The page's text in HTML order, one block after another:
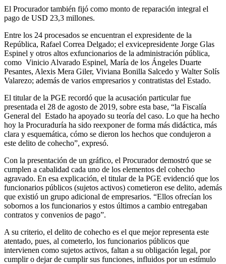
El Procurador también fijó como monto de reparación integral el
pago de USD 23,3 millones.
Entre los 24 procesados se encuentran el expresidente de la
República, Rafael Correa Delgado; el exvicepresidente Jorge Glas
Espinel y otros altos exfuncionarios de la administración pública,
como Vinicio Alvarado Espinel, María de los Ángeles Duarte
Pesantes, Alexis Mera Giler, Viviana Bonilla Salcedo y Walter Solís
Valarezo; además de varios empresarios y contratistas del Estado.
El titular de la PGE recordó que la acusación particular fue
presentada el 28 de agosto de 2019, sobre esta base, “la Fiscalía
General del Estado ha apoyado su teoría del caso. Lo que ha hecho
hoy la Procuraduría ha sido reexponer de forma más didáctica, más
clara y esquemática, cómo se dieron los hechos que condujeron a
este delito de cohecho”, expresó.
Con la presentación de un gráfico, el Procurador demostró que se
cumplen a cabalidad cada uno de los elementos del cohecho
agravado. En esa explicación, el titular de la PGE evidenció que los
funcionarios públicos (sujetos activos) cometieron ese delito, además
que existió un grupo adicional de empresarios. “Ellos ofrecían los
sobornos a los funcionarios y estos últimos a cambio entregaban
contratos y convenios de pago”.
A su criterio, el delito de cohecho es el que mejor representa este
atentado, pues, al cometerlo, los funcionarios públicos que
intervienen como sujetos activos, faltan a su obligación legal, por
cumplir o dejar de cumplir sus funciones, influidos por un estímulo